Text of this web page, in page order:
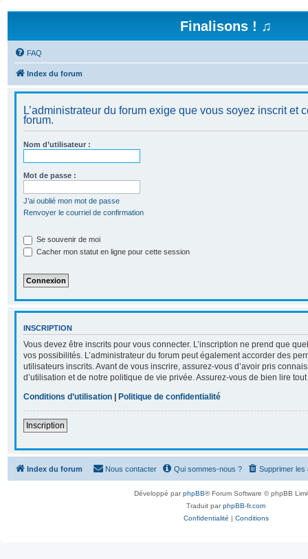
Finalisons ! ♫
FAQ
Index du forum
L’administrateur du forum exige que vous soyez inscrit et
forum.
Nom d’utilisateur :
Mot de passe :
J’ai oublié mon mot de passe
Renvoyer le courriel de confirmation
Se souvenir de moi
Cacher mon statut en ligne pour cette session
INSCRIPTION
Vous devez être inscrits pour vous connecter. L’inscription ne prend que
vos possibilités. L’administrateur du forum peut également accorder des
utilisateurs inscrits. Avant de vous inscrire, assurez-vous d’avoir pris
d’utilisation et de notre politique de vie privée. Assurez-vous de bien lire
Conditions d’utilisation | Politique de confidentialité
Inscription
Index du forum Supprimer les
Qui sommes-nous ?
Nous contacter
Développé parphpBB® Forum Software © phpBB
Traduit parphpBB-fr.com
Confidentialité | Conditions